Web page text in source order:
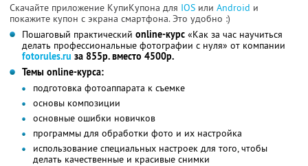
Скачайте приложение КупиКупона для IOS или Android и
покажите купон с экрана смартфона. Это удобно :)
Пошаговый практический online-курс «Как за час научиться
делать профессиональные фотографии с нуля» от компании
fotorules.ru за 855р. вместо 4500р.
Темы online-курса:
подготовка фотоаппарата к съемке
основы композиции
основные ошибки новичков
программы для обработки фото и их настройка
использование специальных настроек для того, чтобы
делать качественные и красивые снимки